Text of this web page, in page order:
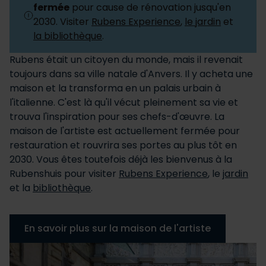
fermée pour cause de rénovation jusqu'en
2030. Visiter Rubens Experience, le jardin et
la bibliothèque.
Rubens était un citoyen du monde, mais il revenait
toujours dans sa ville natale d'Anvers. Il y acheta une
maison et la transforma en un palais urbain à
l'italienne. C'est là qu'il vécut pleinement sa vie et
trouva l'inspiration pour ses chefs-d'œuvre. La
maison de l'artiste est actuellement fermée pour
restauration et rouvrira ses portes au plus tôt en
2030. Vous êtes toutefois déjà les bienvenus à la
Rubenshuis pour visiter Rubens Experience, le jardin
et la bibliothèque.
En savoir plus sur la maison de l'artiste